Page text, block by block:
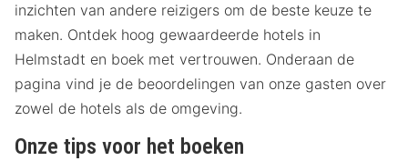
inzichten van andere reizigers om de beste keuze te
maken. Ontdek hoog gewaardeerde hotels in
Helmstadt en boek met vertrouwen. Onderaan de
pagina vind je de beoordelingen van onze gasten over
zowel de hotels als de omgeving.
Onze tips voor het boeken